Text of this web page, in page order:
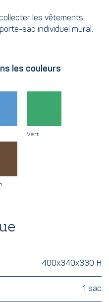
les vêtements
sac individuel mural.
les couleurs
Vert
400x340x330 H
1 sac